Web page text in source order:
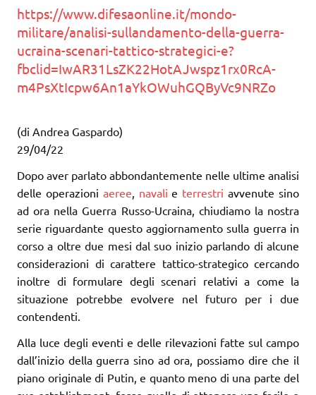
https://www.difesaonline.it/mondo-
militare/analisi-sullandamento-della-guerra-
ucraina-scenari-tattico-strategici-e?
fbclid=IwAR31LsZK22HotAJwspz1rx0RcA-
m4PsXtIcpw6An1aYkOWuhGQByVc9NRZo
(di Andrea Gaspardo)
29/04/22
Dopo aver parlato abbondantemente nelle ultime analisi
delle operazioni aeree navali e terrestri avvenute sino
ad ora nella Guerra Russo-Ucraina, chiudiamo la nostra
serie riguardante questo aggiornamento sulla guerra in
corso a oltre due mesi dal suo inizio parlando di alcune
considerazioni di carattere tattico-strategico cercando
inoltre di formulare degli scenari relativi a come la
situazione potrebbe evolvere nel futuro per i due
contendenti.
Alla luce degli eventi e delle rilevazioni fatte sul campo
dall’inizio della guerra sino ad ora, possiamo dire che il
piano originale di Putin, e quanto meno di una parte del